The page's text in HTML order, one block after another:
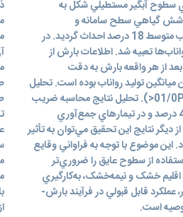
آمده است. براي اين منظور تعداد 9 سامانه‌ي سطوح آبگير مستطيلي شکل به
و پوشش گياهي سطح سامانه و
شاهد(پوشش طبيعي زمين) در 3 تکرار، بر روي دامنه‌اي با شيب متوسط 18 درصد احداث گرديد. در
تعبيه شد. اطلاعات بارش از
از هر واقعه بارش به دقت
ميانگين توليد رواناب بوده است. تحليل
آماري نتايج، حاکي از اختلاف کاملاً معني‌دار تيمارها مي‌باشد(01/0P<). تحليل نتايج محاسبه ضريب
رواناب نشان داد که ميانگين ضريب رواناب در تيمار عايق، 4/66 درصد و در تيمارهاي جمع‌آوري
و 8/2 درصد بوده است. از ديگر نتايج اين تحقيق مي‌توان به تأثير
اين موضوع با توجه به فراواني وقايع
لزوم استفاده از سطوح عايق را ضروري‌تر
اقليم خشک و نيمه‌خشک، به‌کارگيري
قابل قبولي در فرآيند بارش-
است.